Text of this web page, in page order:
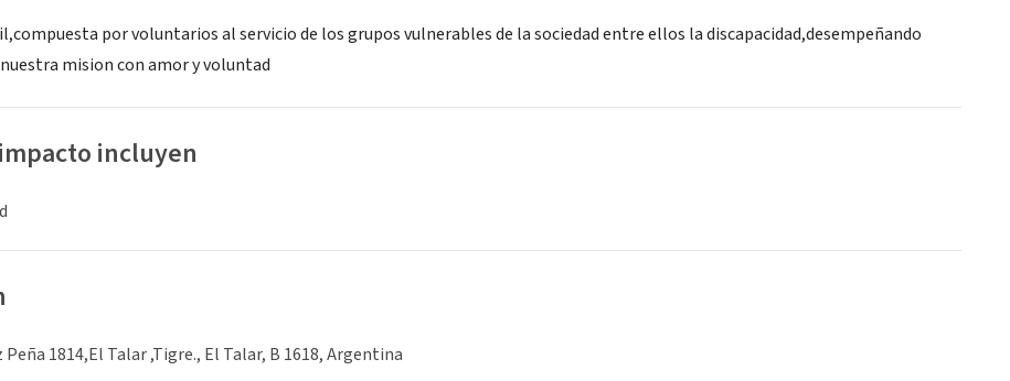
por voluntarios al servicio de los grupos vulnerables de la sociedad entre ellos la discapacidad,desempeñando
mision con amor y voluntad
incluyen
Peña 1814,El Talar ,Tigre., El Talar, B 1618, Argentina